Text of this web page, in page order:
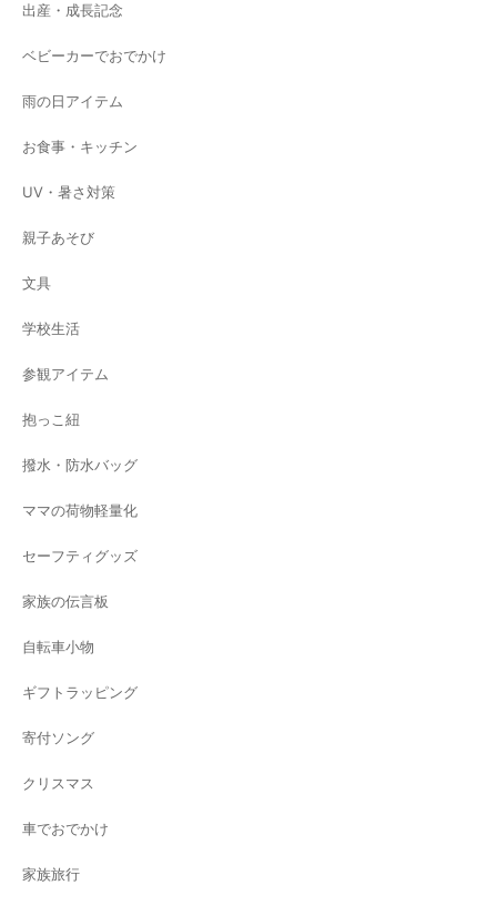
出産・成長記念
ベビーカーでおでかけ
雨の日アイテム
お食事・キッチン
UV・暑さ対策
親子あそび
文具
学校生活
参観アイテム
抱っこ紐
撥水・防水バッグ
ママの荷物軽量化
セーフティグッズ
家族の伝言板
自転車小物
ギフトラッピング
寄付ソング
クリスマス
車でおでかけ
家族旅行